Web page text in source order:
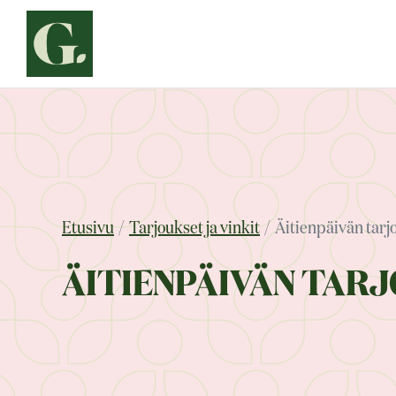
Siirry
sisältöön
Etusivu Tarjoukset ja vinkit Äitienpäivän
ÄITIENPÄIVÄN